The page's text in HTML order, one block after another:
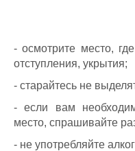
- осмотрите место,
отступления, укрытия;
- старайтесь не
- если вам
место, спрашивайте
- не употребляйте